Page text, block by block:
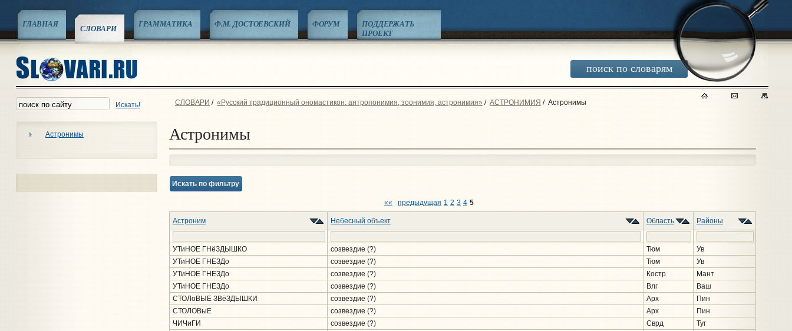
поиск по словарям
ГЛАВНАЯ СЛОВАРИ ГРАММАТИКА Ф.М. ДОСТОЕВСКИЙ ФОРУМ
ПОДДЕРЖАТЬ
ПРОЕКТ
Искать!
Астронимы
СЛОВАРИ / «Русский традиционный ономастикон: антропонимия, зоонимия, астронимия» / АСТРОНИМИЯ / Астронимы
Астронимы
Искать по фильтру
«« предыдущая 1 2 3 4 5
Астроним Небесный объект Область Районы
УТиНОЕ ГНёЗДЫШКО созвездие (?) Тюм
Ув
УТиНОЕ ГНЕЗДо
созвездие (?) Тюм
Ув
УТиНОЕ ГНЕЗДо
созвездие (?) Костр
Мант
УТиНОЕ ГНЕЗДо
созвездие (?) Влг
Ваш
СТОЛоВЫЕ ЗВёЗДЫШКИ
созвездие (?) Арх
Пин
СТОЛОВыЕ
созвездие (?) Арх
Пин
ЧИЧиГИ
созвездие (?) Сврд
Туг